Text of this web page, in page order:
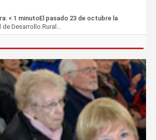
< 1 minutoEl pasado 23 de octubre la
Desarrollo Rural…